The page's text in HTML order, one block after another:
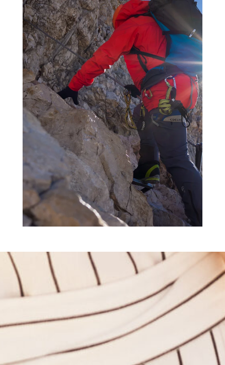
Eine Vielzahl von Angeboten zur
erlebnisorientierten
Freizeitgestaltung können die
Gäste des ATLAS Grand Hotels
in Garmisch-Partenkirchen und in
seiner sehenswerten und
erlebensreichen Umgebung
genießen.